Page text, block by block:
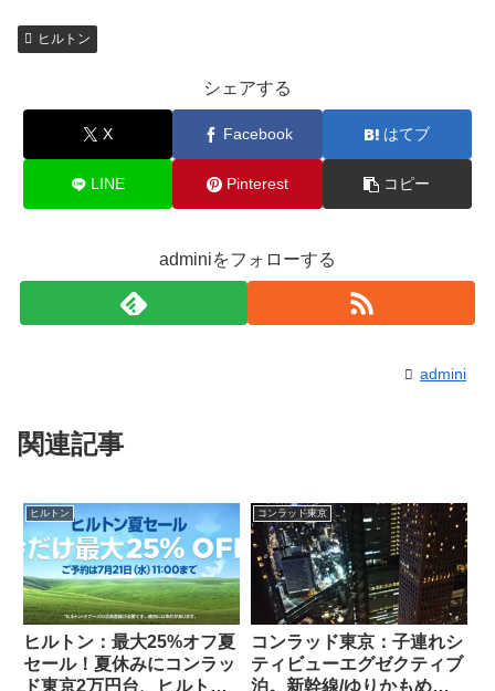
ヒルトン
シェアする
X Facebook はてブ
LINE Pinterest コピー
adminiをフォローする
admini
関連記事
ヒルトン
ヒルトン：最大25%オフ夏
セール！夏休みにコンラッ
ド東京2万円台、ヒルトン
コンラッド東京
コンラッド東京：子連れシ
ティビューエグゼクティブ
泊。新幹線/ゆりかもめが